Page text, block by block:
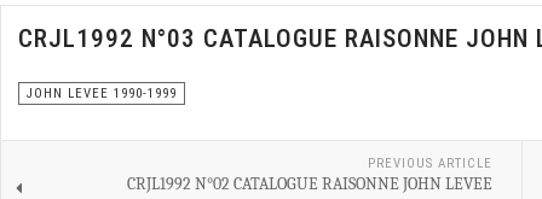
CRJL1992 N°03 CATALOGUE RAISONNE JOHN
JOHN LEVEE 1990-1999
PREVIOUS ARTICLE
CRJL1992 N°02 CATALOGUE RAISONNE JOHN LEVEE